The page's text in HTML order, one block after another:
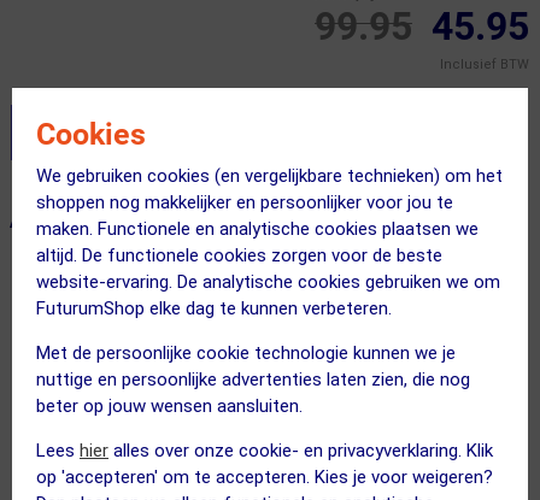
Cookies
We gebruiken cookies (en vergelijkbare technieken) om het
shoppen nog makkelijker en persoonlijker voor jou te
maken. Functionele en analytische cookies plaatsen we
altijd. De functionele cookies zorgen voor de beste
website-ervaring. De analytische cookies gebruiken we om
FuturumShop elke dag te kunnen verbeteren.
Met de persoonlijke cookie technologie kunnen we je
nuttige en persoonlijke advertenties laten zien, die nog
beter op jouw wensen aansluiten.
Lees hier alles over onze cookie- en privacyverklaring. Klik
op 'accepteren' om te accepteren. Kies je voor weigeren?
99.95 45.95
Inclusief BTW
Stel je productvragen aan onze AI assistent
ALTERNATIEVE PRODUCTEN
ACTIE ACTIE